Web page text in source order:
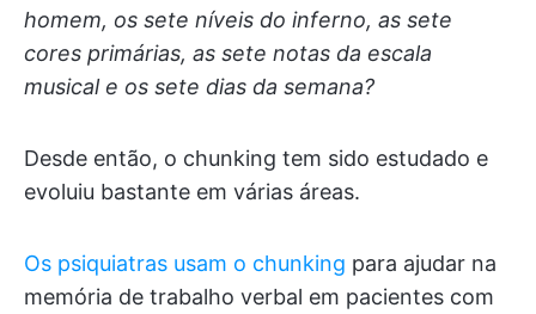
homem, os sete níveis do inferno, as sete
cores primárias, as sete notas da escala
musical e os sete dias da semana?
Desde então, o chunking tem sido estudado e
evoluiu bastante em várias áreas.
Os psiquiatras usam o chunking para ajudar na
memória de trabalho verbal em pacientes com